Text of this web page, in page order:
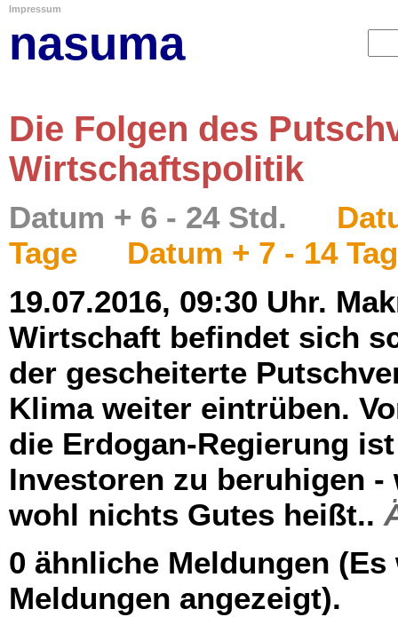
Impressum
nasuma
Die Folgen des
Wirtschaftspolitik
Datum + 6 - 24 Std.
Tage
Datum + 7 - 14
19.07.2016, 09:30 Uhr.
Wirtschaft befindet sich
der gescheiterte
Klima weiter eintrüben.
die Erdogan-Regierung
Investoren zu beruhigen
wohl nichts Gutes heißt..
0 ähnliche Meldungen
Meldungen angezeigt).